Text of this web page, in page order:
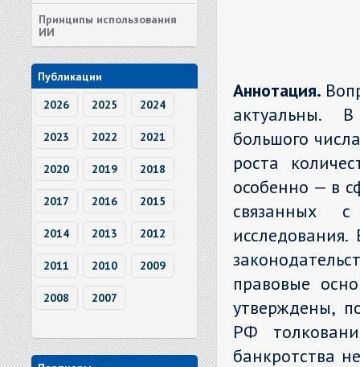
Принципы использования
ИИ
Публикации
2026
2025 2024
2023 2022 2021
2020 2019 2018
2017 2016 2015
2014 2013 2012
2011 2010 2009
2008 2007
Аннотация.
актуальны.
большого
роста
особенно — в
связанных с
правовые
утверждены,
РФ
банкротства